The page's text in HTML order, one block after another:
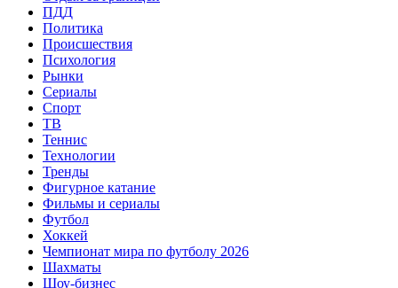
ПДД
Политика
Происшествия
Психология
Рынки
Сериалы
Спорт
ТВ
Теннис
Технологии
Тренды
Фигурное катание
Фильмы и сериалы
Футбол
Хоккей
Чемпионат мира по футболу 2026
Шахматы
Шоу-бизнес